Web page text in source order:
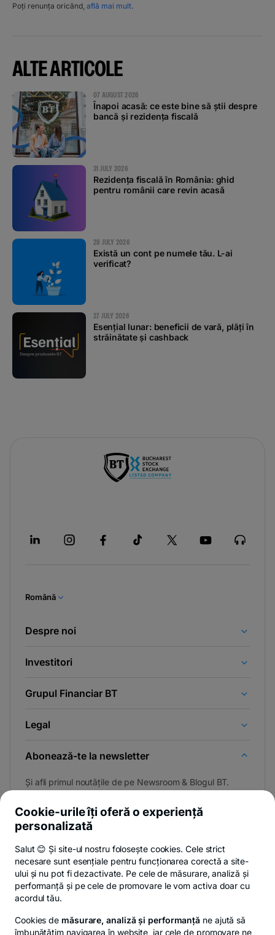
Poți renunța oricând, află mai mult.
ALTE ARTICOLE
07 AUGUST 2026
Înapoi acasă: ce este bine să știi despre
bancă și rezidența fiscală
31 JULY 2026
Rezidența fiscală în România: ghid
pentru românii care revin acasă
28 JULY 2026
Există un cont pe numele tău. L-ai
verificat?
27 JULY 2026
Esențial lunar: beneficii de vară, plăți în
străinătate și cashback
Română
Despre noi
Investitori
Grupul Financiar BT
Legal
Abonează-te la newsletter
Și afli primul noutățile de pe Newsroom & Blogul BT.
Privacy HubPolitica de confidențialitatePolitica de cookies
Cookie-urile îți oferă o experiență
personalizată
Salut 😊 Și site-ul nostru folosește cookies. Cele strict
necesare sunt esențiale pentru funcționarea corectă a site-
ului și nu pot fi dezactivate. Pe cele de măsurare, analiză și
performanță și pe cele de promovare le vom activa doar cu
acordul tău.
Cookies de măsurare, analiză și performanță ne ajută să
îmbunătățim navigarea în website, iar cele de promovare ne